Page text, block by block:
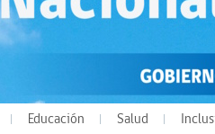
Educación Salud